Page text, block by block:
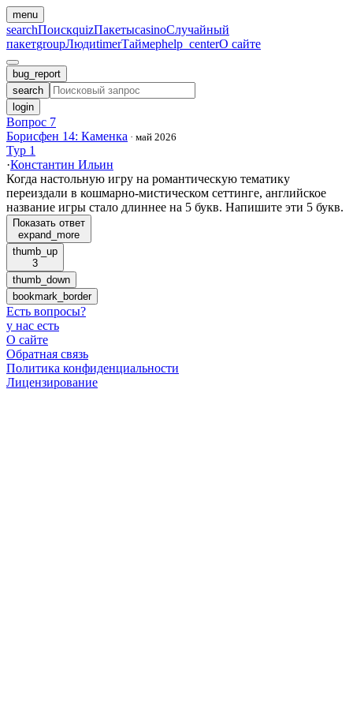
menu
searchПоискquizПакетыcasinoСлучайный
пакетgroupЛюдиtimerТаймерhelp_centerО сайте
bug_report
search
login
Вопрос 7
Борисфен 14: Каменка · май 2026
Тур 1
·Константин Ильин
Когда настольную игру на романтическую тематику
переиздали в кошмарно-мистическом сеттинге, английское
название игры стало длиннее на 5 букв. Напишите эти 5 букв.
Показать ответ
expand_more
thumb_up
3
thumb_down
bookmark_border
Есть вопросы?
у нас есть
О сайте
Обратная связь
Политика конфиденциальности
Лицензирование